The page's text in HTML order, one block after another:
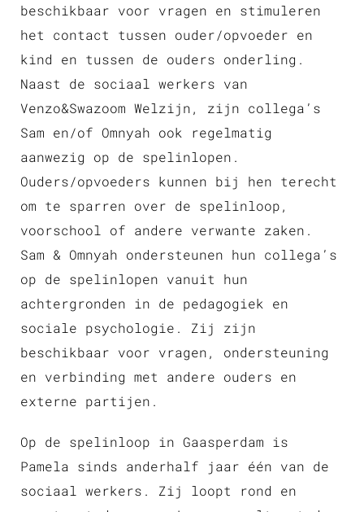
beschikbaar voor vragen en stimuleren
het contact tussen ouder/opvoeder en
kind en tussen de ouders onderling.
Naast de sociaal werkers van
Venzo&Swazoom Welzijn, zijn collega’s
Sam en/of Omnyah ook regelmatig
aanwezig op de spelinlopen.
Ouders/opvoeders kunnen bij hen terecht
om te sparren over de spelinloop,
voorschool of andere verwante zaken.
Sam & Omnyah ondersteunen hun collega’s
op de spelinlopen vanuit hun
achtergronden in de pedagogiek en
sociale psychologie. Zij zijn
beschikbaar voor vragen, ondersteuning
en verbinding met andere ouders en
externe partijen.
Op de spelinloop in Gaasperdam is
Pamela sinds anderhalf jaar één van de
sociaal werkers. Zij loopt rond en